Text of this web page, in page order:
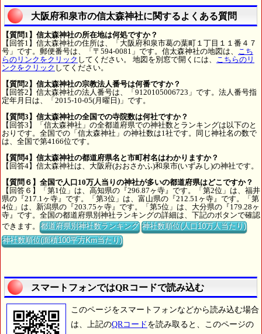
大阪府和泉市の信太森神社に関するよくある質問
【質問1】信太森神社の所在地は何処ですか？
【回答1】信太森神社の住所は、「大阪府和泉市葛の葉町１丁目１１番４７
号」です。郵便番号は、「〒594-0081」です。信太森神社の地図は、
こち
らのリンクをクリック してください。 地図を別窓で開くには、
こちらのリ
ンクをクリック してください。
【質問2】信太森神社の宗教法人番号は何番ですか？
【回答2】信太森神社の法人番号は、「9120105006723」です。法人番号指
定年月日は、「2015-10-05(月曜日)」です。
【質問3】信太森神社の全国での寺院数は何社ですか？
【回答3】「信太森神社」の全都道府県での神社数とランキングは以下のと
おりです。全国での「信太森神社」の神社数は1社です。同じ神社名の数で
は、全国で第4166位です。
【質問4】信太森神社の都道府県名と市町村名はわかりますか？
【回答4】信太森神社は、大阪府(おおさかふ)和泉市(いずみし)の神社です。
【質問６】全国で人口10万人当りの神社が多いの都道府県はどこですか？
【回答６】「第1位」は、高知県の『296.87ヶ寺』です。「第2位」は、福井
県の『217.1ヶ寺』です。「第3位」は、富山県の『212.51ヶ寺』です。「第
4位」は、新潟県の『203.75ヶ寺』です。「第5位」は、大分県の『179.28ヶ
寺』です。全国の都道府県別神社ランキングの詳細は、下記のボタンで確認
できます。都道府県別神社数ランキング 神社数順位(人口10万人当たり)
神社数順位(面積100平方Km当たり)
スマートフォンではQRコードで読み込む
このページをスマートフォンなどから読み込む場合
は、上記のQRコード を読み取ると、このページの